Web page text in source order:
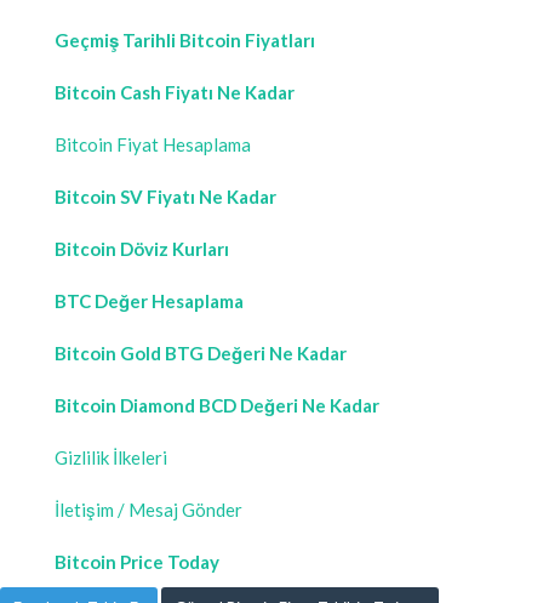
Geçmiş Tarihli Bitcoin Fiyatları
Bitcoin Cash Fiyatı Ne Kadar
Bitcoin Fiyat Hesaplama
Bitcoin SV Fiyatı Ne Kadar
Bitcoin Döviz Kurları
BTC Değer Hesaplama
Bitcoin Gold BTG Değeri Ne Kadar
Bitcoin Diamond BCD Değeri Ne Kadar
Gizlilik İlkeleri
İletişim / Mesaj Gönder
Bitcoin Price Today